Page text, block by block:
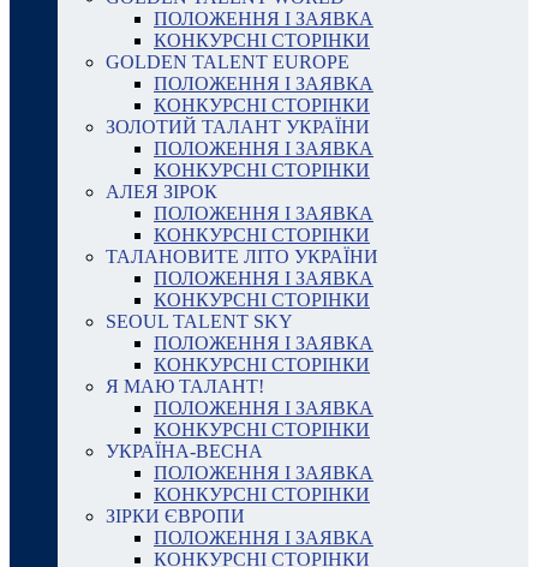
ПОЛОЖЕННЯ І ЗАЯВКА
КОНКУРСНІ СТОРІНКИ
GOLDEN TALENT EUROPE
ПОЛОЖЕННЯ І ЗАЯВКА
КОНКУРСНІ СТОРІНКИ
ЗОЛОТИЙ ТАЛАНТ УКРАЇНИ
ПОЛОЖЕННЯ І ЗАЯВКА
КОНКУРСНІ СТОРІНКИ
АЛЕЯ ЗІРОК
ПОЛОЖЕННЯ І ЗАЯВКА
КОНКУРСНІ СТОРІНКИ
ТАЛАНОВИТЕ ЛІТО УКРАЇНИ
ПОЛОЖЕННЯ І ЗАЯВКА
КОНКУРСНІ СТОРІНКИ
SEOUL TALENT SKY
ПОЛОЖЕННЯ І ЗАЯВКА
КОНКУРСНІ СТОРІНКИ
Я МАЮ ТАЛАНТ!
ПОЛОЖЕННЯ І ЗАЯВКА
КОНКУРСНІ СТОРІНКИ
УКРАЇНА-ВЕСНА
ПОЛОЖЕННЯ І ЗАЯВКА
КОНКУРСНІ СТОРІНКИ
ЗІРКИ ЄВРОПИ
ПОЛОЖЕННЯ І ЗАЯВКА
КОНКУРСНІ СТОРІНКИ